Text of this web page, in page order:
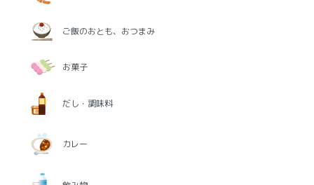
ご飯のおとも、おつまみ
お菓子
だし・調味料
カレー